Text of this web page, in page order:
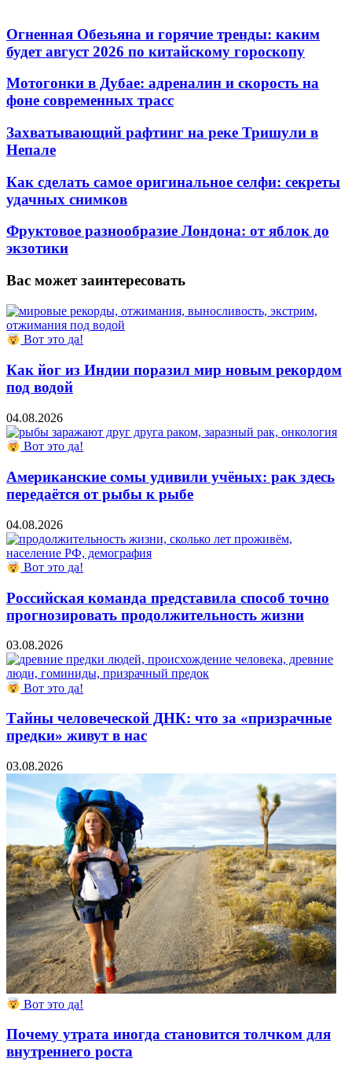
Огненная Обезьяна и горячие тренды: каким
будет август 2026 по китайскому гороскопу
Мотогонки в Дубае: адреналин и скорость на
фоне современных трасс
Захватывающий рафтинг на реке Тришули в
Непале
Как сделать самое оригинальное селфи: секреты
удачных снимков
Фруктовое разнообразие Лондона: от яблок до
экзотики
Вас может заинтересовать
Вот это да!
Как йог из Индии поразил мир новым рекордом
под водой
04.08.2026
Вот это да!
Американские сомы удивили учёных: рак здесь
передаётся от рыбы к рыбе
04.08.2026
Вот это да!
Российская команда представила способ точно
прогнозировать продолжительность жизни
03.08.2026
Вот это да!
Тайны человеческой ДНК: что за «призрачные
предки» живут в нас
03.08.2026
Вот это да!
Почему утрата иногда становится толчком для
внутреннего роста